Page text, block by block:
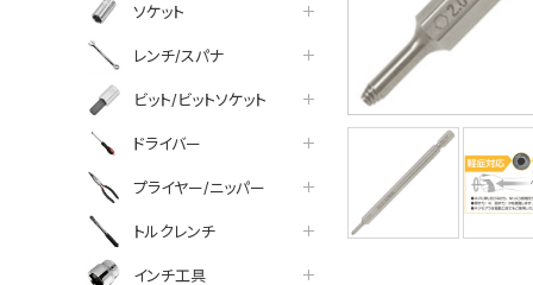
ソケット
レンチ/スパナ
ビット/ビットソケット
ドライバー
プライヤー/ニッパー
トルクレンチ
インチ工具